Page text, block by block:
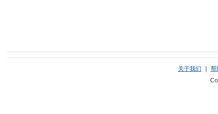
关于我们
帮